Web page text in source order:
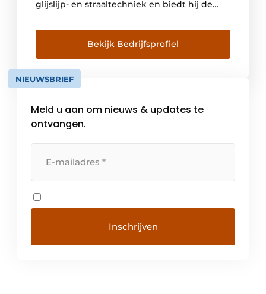
glijslijp- en straaltechniek en biedt hij de
installaties, procesmedia en diensten.
Bekende ondernemingen in de meest
uiteenlopende industriesectoren
vertrouwen op de Rösler-producten en -
diensten. De Rösler-groep biedt met zijn 17
Bekijk Bedrijfsprofiel
NIEUWSBRIEF
Meld u aan om nieuws & updates te
ontvangen.